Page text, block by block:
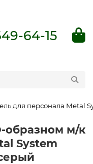
64-15
для персонала Metal
образном м/к
System